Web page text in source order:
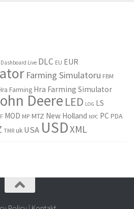
Dashboard Live DLC EU EUR
Farming Simulatoru FBM
Farming Hra Farming Simulator
Deere LED LOG LS
MOD MP MTZ New Holland NPC PC PDA
TMR uk USA USDXML